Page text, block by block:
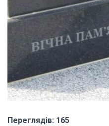
Переглядів: 165